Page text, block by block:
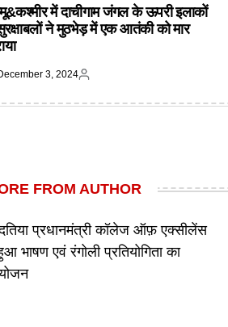
में दाचीगाम जंगल के ऊपरी इलाकों
ने मुठभेड़ में एक आतंकी को मार
3, 2024
Posted
FROM AUTHOR